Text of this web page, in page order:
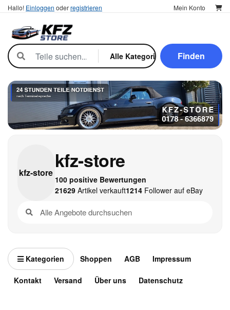
Hallo! Einloggen oderregistrieren Mein Konto
Finden
kfz-store
kfz-store
100 positive Bewertungen
21629Artikel verkauft1214Follower auf eBay
Kategorien Shoppen AGB Impressum
Kontakt Versand Über uns Datenschutz